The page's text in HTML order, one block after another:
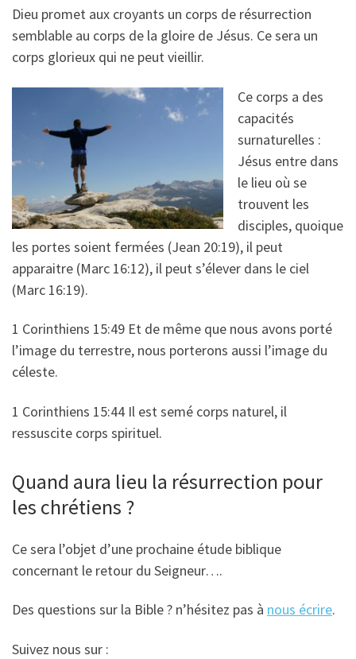
Dieu promet aux croyants un corps de résurrection
semblable au corps de la gloire de Jésus. Ce sera un
corps glorieux qui ne peut vieillir.
Ce corps a des
capacités
surnaturelles :
Jésus entre dans
le lieu où se
trouvent les
disciples, quoique
les portes soient fermées (Jean 20:19), il peut
apparaitre (Marc 16:12), il peut s’élever dans le ciel
(Marc 16:19).
1 Corinthiens 15:49 Et de même que nous avons porté
l’image du terrestre, nous porterons aussi l’image du
céleste.
1 Corinthiens 15:44 Il est semé corps naturel, il
ressuscite corps spirituel.
Quand aura lieu la résurrection pour
les chrétiens ?
Ce sera l’objet d’une prochaine étude biblique
concernant le retour du Seigneur….
Des questions sur la Bible ? n’hésitez pas à nous écrire.
Suivez nous sur :